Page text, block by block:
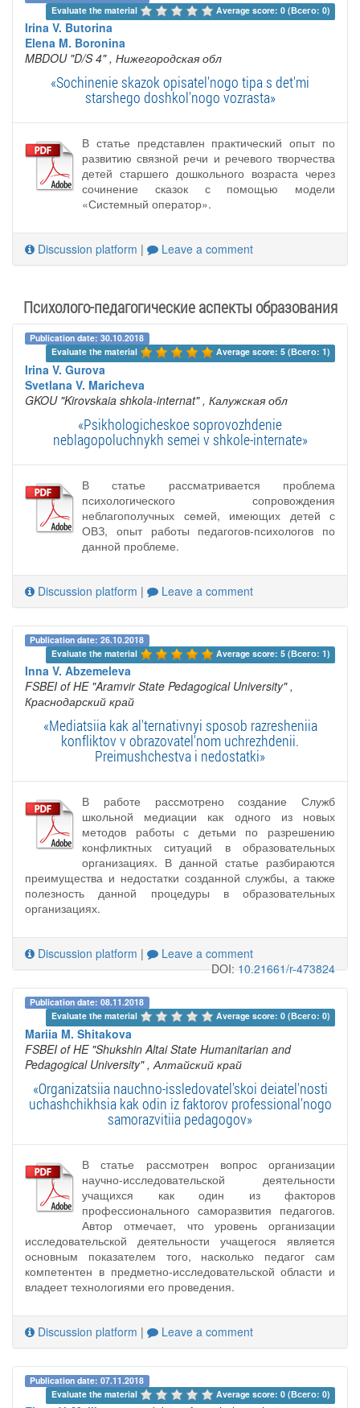
Evaluate the material
Average score: 0 (Всего: 0)
Irina V. Butorina
Elena M. Boronina
MBDOU "D/S 4" , Нижегородская обл
«Sochinenie skazok opisatel'nogo tipa s det'mi
starshego doshkol'nogo vozrasta»
В статье представлен практический опыт по
развитию связной речи и речевого творчества
детей старшего дошкольного возраста через
сочинение сказок с помощью модели
«Системный оператор».
Discussion platform | Leave a comment
Психолого-педагогические аспекты образования
Publication date: 30.10.2018
Evaluate the material
Average score: 5 (Всего: 1)
Irina V. Gurova
Svetlana V. Maricheva
GKOU "Kirovskaia shkola-internat" , Калужская обл
«Psikhologicheskoe soprovozhdenie
neblagopoluchnykh semei v shkole-internate»
В статье рассматривается проблема
психологического сопровождения
неблагополучных семей, имеющих детей с
ОВЗ, опыт работы педагогов-психологов по
данной проблеме.
Discussion platform | Leave a comment
Publication date: 26.10.2018
Evaluate the material
Average score: 5 (Всего: 1)
Inna V. Abzemeleva
FSBEI of HE "Aramvir State Pedagogical University" ,
Краснодарский край
«Mediatsiia kak al'ternativnyi sposob razresheniia
konfliktov v obrazovatel'nom uchrezhdenii.
Preimushchestva i nedostatki»
В работе рассмотрено создание Служб
школьной медиации как одного из новых
методов работы с детьми по разрешению
конфликтных ситуаций в образовательных
организациях. В данной статье разбираются
преимущества и недостатки созданной службы, а также
полезность данной процедуры в образовательных
организациях.
Discussion platform |
Leave a comment
DOI:10.21661/r-473824
Publication date: 08.11.2018
Evaluate the material
Average score: 0 (Всего: 0)
Mariia M. Shitakova
FSBEI of HE "Shukshin Altai State Humanitarian and
Pedagogical University" , Алтайский край
«Organizatsiia nauchno-issledovatel'skoi deiatel'nosti
uchashchikhsia kak odin iz faktorov professional'nogo
samorazvitiia pedagogov»
В статье рассмотрен вопрос организации
научно-исследовательской деятельности
учащихся как один из факторов
профессионального саморазвития педагогов.
Автор отмечает, что уровень организации
исследовательской деятельности учащегося является
основным показателем того, насколько педагог сам
компетентен в предметно-исследовательской области и
владеет технологиями его проведения.
Discussion platform | Leave a comment
Publication date: 07.11.2018
Evaluate the material
Average score: 0 (Всего: 0)